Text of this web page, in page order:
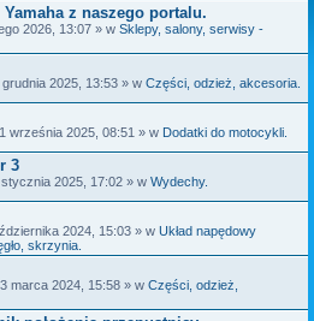
Yamaha z naszego portalu.
2026, 13:07 » w Sklepy, salony, serwisy -
2025, 13:53 » w Części, odzież, akcesoria.
września 2025, 08:51 » w Dodatki do motocykli.
3
2025, 17:02 » w Wydechy.
2024, 15:03 » w Układ napędowy
skrzynia.
marca 2024, 15:58 » w Części, odzież,